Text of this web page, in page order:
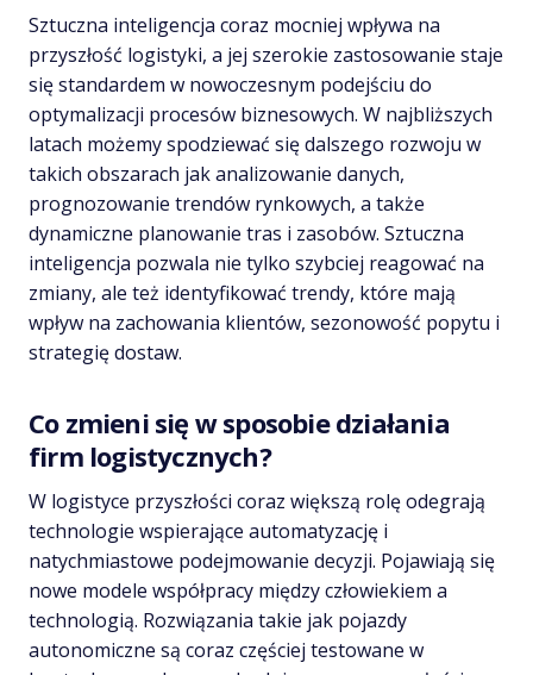
Sztuczna inteligencja coraz mocniej wpływa na
przyszłość logistyki, a jej szerokie zastosowanie staje
się standardem w nowoczesnym podejściu do
optymalizacji procesów biznesowych. W najbliższych
latach możemy spodziewać się dalszego rozwoju w
takich obszarach jak analizowanie danych,
prognozowanie trendów rynkowych, a także
dynamiczne planowanie tras i zasobów. Sztuczna
inteligencja pozwala nie tylko szybciej reagować na
zmiany, ale też identyfikować trendy, które mają
wpływ na zachowania klientów, sezonowość popytu i
strategię dostaw.
Co zmieni się w sposobie działania
firm logistycznych?
W logistyce przyszłości coraz większą rolę odegrają
technologie wspierające automatyzację i
natychmiastowe podejmowanie decyzji. Pojawiają się
nowe modele współpracy między człowiekiem a
technologią. Rozwiązania takie jak pojazdy
autonomiczne są coraz częściej testowane w